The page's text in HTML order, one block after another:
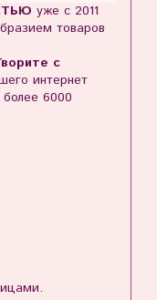
уже с 2011
товаров
с
интернет
6000